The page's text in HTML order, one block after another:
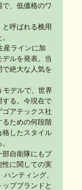
、低価格のワ
呼ばれる樵用
産ラインに加
ルを発表。当
で絶大な人気を
モデルで、世界
する。今現在で
ゴアテックス社
るための何段階
格したスタイル
部自衛隊にもブ
性に関しての実
ンティング、
プブランドと